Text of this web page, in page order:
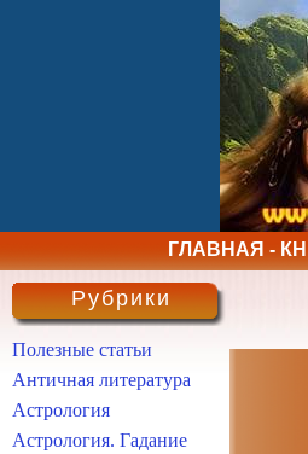
ГЛАВНАЯ -
Рубрики
Полезные статьи
Античная литература
Астрология
Астрология. Гадание